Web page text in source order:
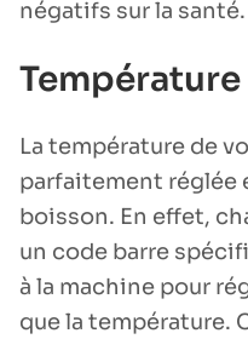
négatifs sur la santé.
Température
La température de
parfaitement réglée
boisson. En effet,
un code barre
à la machine pour
que la température.